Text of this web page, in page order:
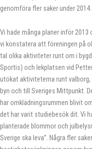
genomföra fler saker under
Vi hade många planer inför
vi konstatera att föreningen på
tal olika aktiviteter runt om i
Sportis) och lekplatsen vid
utökat aktiviteterna runt
byn och till Sveriges Mittpunkt.
har omklädningsrummen blivit
det har varit studiebesök dit. Vi
planterade blommor och
Sverige ska leva”. Några fler